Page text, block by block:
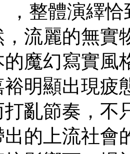
，整體演繹
流麗的無實
的魔幻寫實
明顯出現疲
亂節奏，不
的上流社會